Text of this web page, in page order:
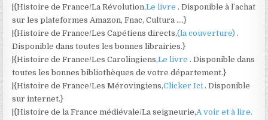
|{Histoire de France/La Révolution,Le livre. Disponible à l’achat
sur les plateformes Amazon, Fnac, Cultura ….}
|{Histoire de France/Les Capétiens directs,(la couverture).
Disponible dans toutes les bonnes librairies.}
|{Histoire de France/Les Carolingiens,Le livre. Disponible dans
toutes les bonnes bibliothèques de votre département.}
|{Histoire de France/Les Mérovingiens,Clicker Ici. Disponible
sur internet.}
|{Histoire de la France médiévale/La seigneurie,A voir et à lire.